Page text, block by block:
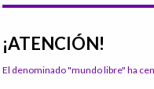
¡ATENCIÓN!
El denominado "mundo libre" ha